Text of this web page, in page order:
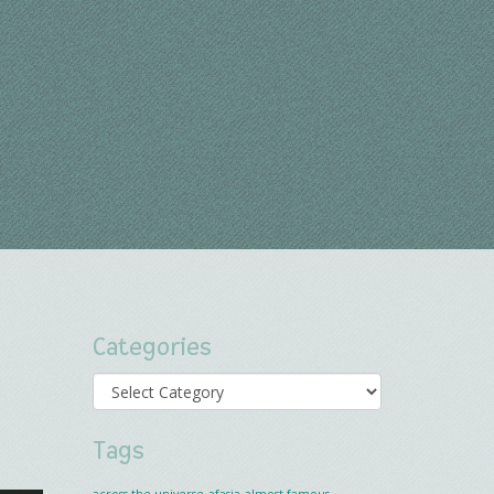
Categories
Categories
Tags